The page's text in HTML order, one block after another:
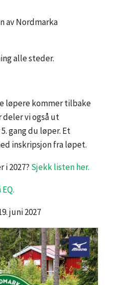
av Nordmarka
alle steder.
løpere kommer tilbake
deler vi også ut
gang du løper. Et
inskripsjon fra løpet.
i 2027? Sjekk listen her.
juni 2027